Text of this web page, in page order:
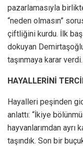
pazarlamasıyla
“neden olmasın”
çiftliğini kurdu. İlk
dokuyan
taşınmaya karar verdi.
HAYALLERİNİ
Hayalleri peşinden
anlattı: “İkiye
hayvanlarımdan
taşındık. Son bir